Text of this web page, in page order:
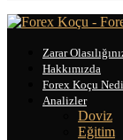
Zarar
Hakkımızda
Forex Koçu
Analizler
Doviz
Eğitim